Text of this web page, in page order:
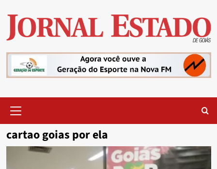
content
Menu
cartao goias por ela